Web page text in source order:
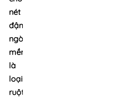
nét
đậm,
ngòi
mềm,
là
loại
ruột